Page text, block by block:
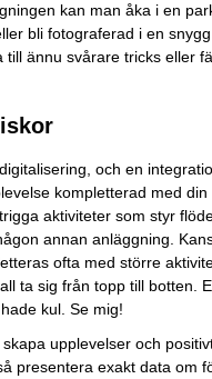
kan man åka i en
bli fotograferad i en
ännu svårare tricks eller
och en
kompletterad med
aktiviteter som styr
annan anläggning.
ofta med större
ta sig från topp till botten.
kul. Se mig!
upplevelser och
presentera exakt data om